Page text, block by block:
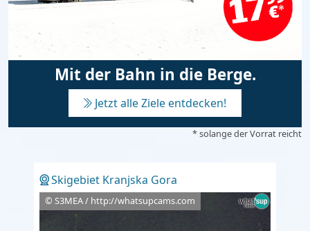
Mit der Bahn in die Berge.
Jetzt alle Ziele entdecken!
* solange der Vorrat reicht
Skigebiet Kranjska Gora
© S3MEA / http://whatsupcams.com